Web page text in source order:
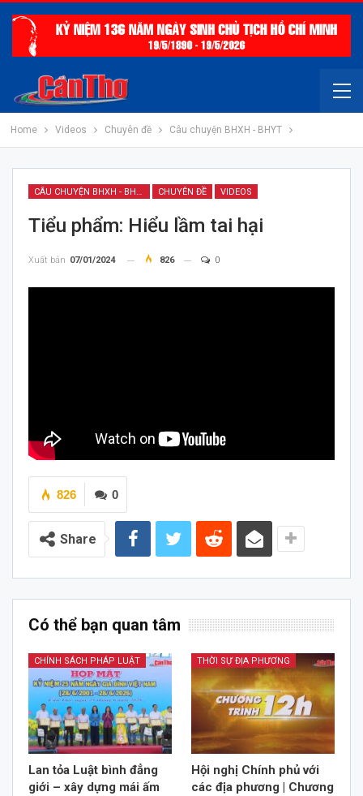
Home Videos Chuyên đề Câu chuyện BHXH - BHYT
CÂU CHUYỆN BHXH - BHYT CHUYÊN ĐỀ VIDEOS
Tiểu phẩm: Hiểu lầm tai hại
Xuất bản 07/01/2024 826 0
0
826
Share
Có thể bạn quan tâm
CHÍNH SÁCH PHÁP LUẬT
Lan tỏa Luật bình đẳng
giới – xây dựng mái ấm
THỜI SỰ ĐỊA PHƯƠNG
Hội nghị Chính phủ với
các địa phương | Chương